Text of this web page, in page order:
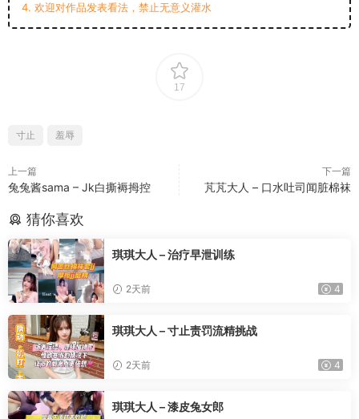
4. 欢迎对作品发表看法，禁止无意义灌水
17
寸止 羞辱
上一篇
兔兔酱sama – Jk白撕褥拇控
下一篇
芃芃大人 – 口水吐司闻脏棉袜
猜你喜欢
琪琪大人 – 治疗早泄训练
2天前 4
琪琪大人 – 寸止责罚流精挑战
2天前 4
琪琪大人 – 漆皮兔女郎